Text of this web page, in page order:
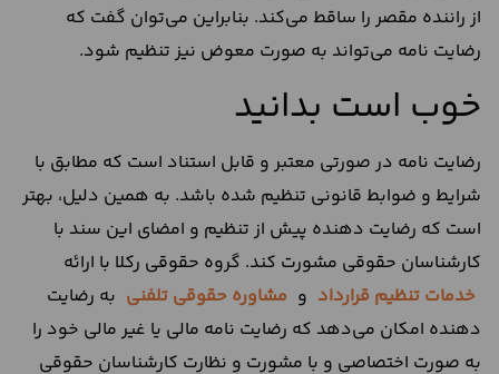
از راننده مقصر را ساقط می‌کند. بنابراین می‌توان گفت که
رضایت نامه می‌تواند به صورت معوض نیز تنظیم شود.
خوب است بدانید
رضایت نامه در صورتی معتبر و قابل استناد است که مطابق با
شرایط و ضوابط قانونی تنظیم شده باشد. به همین دلیل، بهتر
است که رضایت دهنده پیش از تنظیم و امضای این سند با
کارشناسان حقوقی مشورت کند. گروه حقوقی رکلا با ارائه
خدمات تنظیم قرارداد و مشاوره حقوقی تلفنی به رضایت
دهنده امکان می‌دهد که رضایت نامه مالی یا غیر مالی خود را
به صورت اختصاصی و با مشورت و نظارت کارشناسان حقوقی